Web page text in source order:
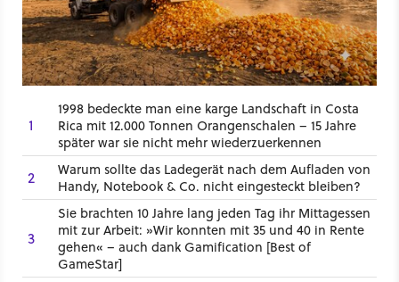
1
1998 bedeckte man eine karge Landschaft in Costa
Rica mit 12.000 Tonnen Orangenschalen – 15 Jahre
später war sie nicht mehr wiederzuerkennen
2
Warum sollte das Ladegerät nach dem Aufladen von
Handy, Notebook & Co. nicht eingesteckt bleiben?
3
Sie brachten 10 Jahre lang jeden Tag ihr Mittagessen
mit zur Arbeit: »Wir konnten mit 35 und 40 in Rente
gehen« – auch dank Gamification [Best of
GameStar]